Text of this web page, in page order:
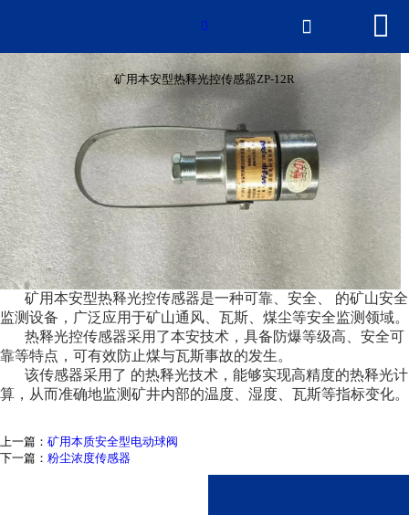
网站首页
产品中心
新闻中心
2026世界杯官网
荣誉资质
厂房厂景
联系我们

矿用本安型热释光控传感器ZP-12R
 
矿用本安型热释光控传感器ZP-12R
矿用本安型热释光控传感器是一种可靠、安全、 的矿山安全
监测设备，广泛应用于矿山通风、瓦斯、煤尘等安全监测领域。
热释光控传感器采用了本安技术，具备防爆等级高、安全可
靠等特点，可有效防止煤与瓦斯事故的发生。
该传感器采用了 的热释光技术，能够实现高精度的热释光计
算，从而准确地监测矿井内部的温度、湿度、瓦斯等指标变化。
上一篇： 矿用本质安全型电动球阀
下一篇： 粉尘浓度传感器